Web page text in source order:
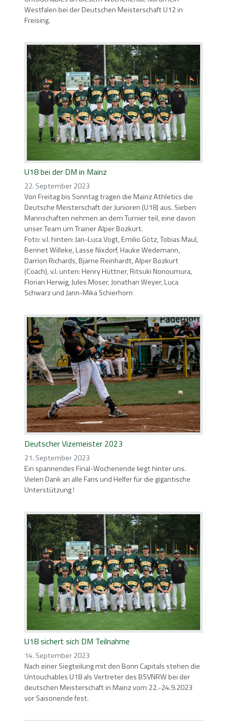
Westfalen bei der Deutschen Meisterschaft U12 in
Freising.
U18 bei der DM in Mainz
22. September 2023
Von Freitag bis Sonntag tragen die Mainz Athletics die
Deutsche Meisterschaft der Junioren (U18) aus. Sieben
Mannschaften nehmen an dem Turnier teil, eine davon
unser Team um Trainer Alper Bozkurt.
Foto: v.l. hinten: Jan-Luca Vogt, Emilio Götz, Tobias Maul,
Bennet Willeke, Lasse Nixdorf, Hauke Wedemann,
Darrion Richards, Bjarne Reinhardt, Alper Bozkurt
(Coach), v.l. unten: Henry Hüttner, Ritsuki Nonoumura,
Florian Herwig, Jules Moser, Jonathan Weyer, Luca
Schwarz und Jann-Mika Schierhorn
Deutscher Vizemeister 2023
21. September 2023
Ein spannendes Final-Wochenende liegt hinter uns.
Vielen Dank an alle Fans und Helfer für die gigantische
Unterstützung !
U18 sichert sich DM Teilnahme
14. September 2023
Nach einer Siegteilung mit den Bonn Capitals stehen die
Untouchables U18 als Vertreter des BSVNRW bei der
deutschen Meisterschaft in Mainz vom 22.-24.9.2023
vor Saisonende fest.